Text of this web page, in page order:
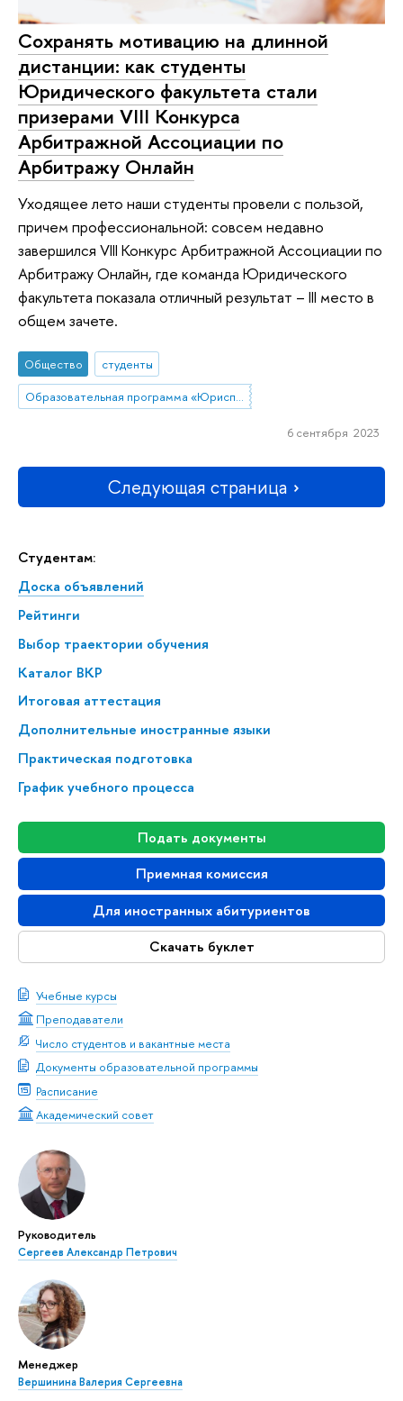
Студентам:
Доска объявлений
Рейтинги
Выбор траектории обучения
Каталог ВКР
Итоговая аттестация
Дополнительные иностранные языки
Практическая подготовка
График учебного процесса
Подать документы
Приемная комиссия
Для иностранных абитуриентов
Скачать буклет
Учебные курсы
Преподаватели
Число студентов и вакантные места
Документы образовательной программы
Расписание
Академический совет
Руководитель
Сергеев Александр Петрович
Менеджер
Вершинина Валерия Сергеевна
Сохранять мотивацию на длинной
дистанции: как студенты
Юридического факультета стали
призерами VIII Конкурса
Арбитражной Ассоциации по
Арбитражу Онлайн
Уходящее лето наши студенты провели с пользой,
причем профессиональной: совсем недавно
завершился VIII Конкурс Арбитражной Ассоциации по
Арбитражу Онлайн, где команда Юридического
факультета показала отличный результат – III место в
общем зачете.
Общество
студенты
Образовательная программа «Юриспруденция»
6 сентября 2023
Следующая страница